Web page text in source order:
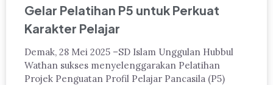
Gelar Pelatihan P5 untuk Perkuat
Karakter Pelajar
Demak, 28 Mei 2025 –SD Islam Unggulan Hubbul
Wathan sukses menyelenggarakan Pelatihan
Projek Penguatan Profil Pelajar Pancasila (P5)